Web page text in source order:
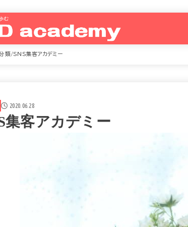
む
類 SNS集客アカデミー
2020.06.28
集客アカデミー